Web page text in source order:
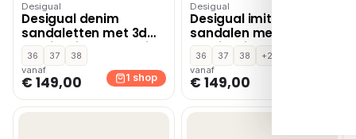
Desigual
Desigual denim
sandaletten met 3d
applicatie dark denim
36 37
38
vanaf
€ 149,00 1 shop
Desigual
Desigual imitatieleren
sandalen met 3d-
applicatie bordeaux
36 37 38
+2
vanaf
€ 149,00